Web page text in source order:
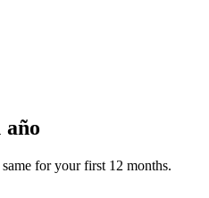
for your first 12 months.